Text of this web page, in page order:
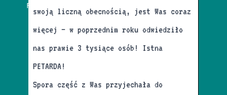
Poprzednie edycje
Sponsorzy
swoją liczną obecnością, jest Was coraz
więcej – w poprzednim roku odwiedziło
nas prawie 3 tysiące osób! Istna
PETARDA!
Spora część z Was przyjechała do